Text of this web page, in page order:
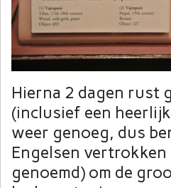
Hierna 2 dagen rust
(inclusief een
weer genoeg, dus
Engelsen
genoemd) om de